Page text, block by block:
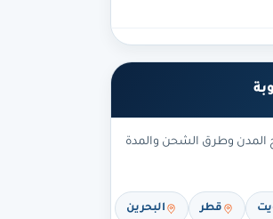
وطرق الشحن والمدة
قطر البحرين